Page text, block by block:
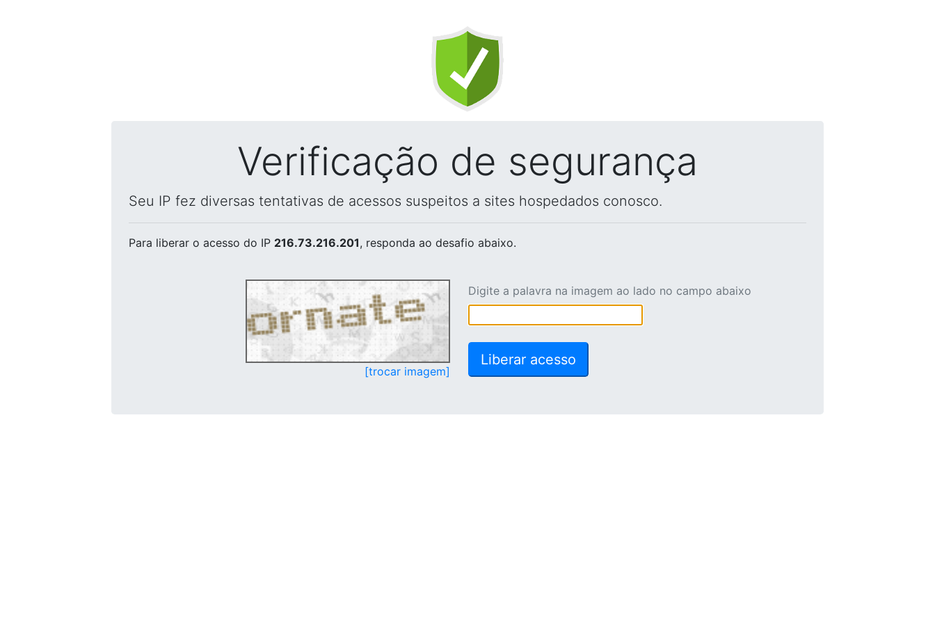
Verificação de segurança
Seu IP fez diversas tentativas de acessos suspeitos a sites hospedados conosco.
Para liberar o acesso do IP 216.73.216.201, responda ao desafio abaixo.
[trocar imagem]
Digite a palavra na imagem ao lado no campo abaixo